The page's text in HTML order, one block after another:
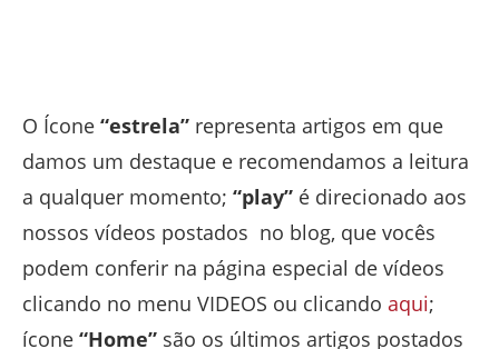
O Ícone “estrela” representa artigos em que
damos um destaque e recomendamos a leitura
a qualquer momento; “play” é direcionado aos
nossos vídeos postados no blog, que vocês
podem conferir na página especial de vídeos
clicando no menu VIDEOS ou clicando aqui;
ícone “Home” são os últimos artigos postados